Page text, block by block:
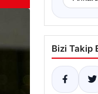
Bizi Takip